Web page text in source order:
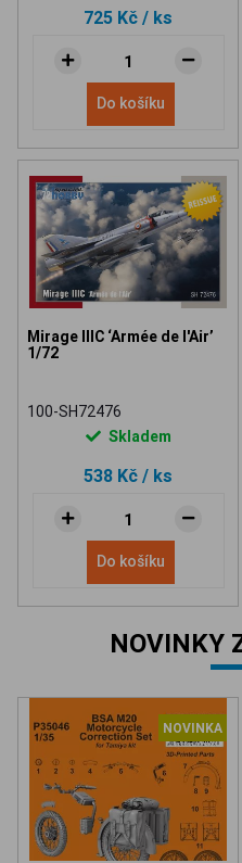
725 Kč / ks
Do košíku
Mirage IIIC ‘Armée de l'Air’
1/72
100-SH72476
Skladem
538 Kč / ks
Do košíku
NOVINKY
NOVINKA